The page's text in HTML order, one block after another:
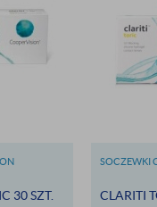
30 SZT.
SOCZEWKI
CLARITI